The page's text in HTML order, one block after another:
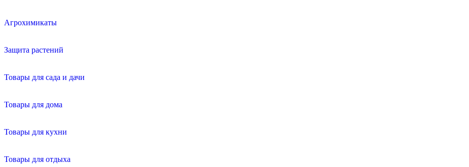
Агрохимикаты
Защита растений
Товары для сада и дачи
Товары для дома
Товары для кухни
Товары для отдыха